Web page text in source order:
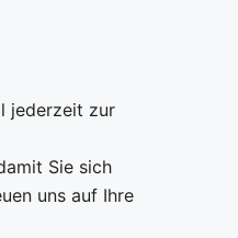
jederzeit zur
Sie sich
uns auf Ihre